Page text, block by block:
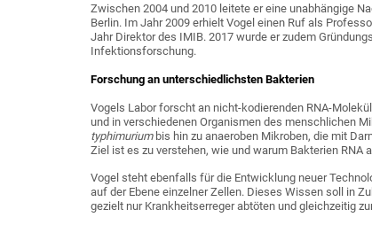
Zwischen 2004 und 2010 leitete er eine unabhängige
Berlin. Im Jahr 2009 erhielt Vogel einen Ruf als
Jahr Direktor des IMIB. 2017 wurde er zudem
Infektionsforschung.
Forschung an unterschiedlichsten Bakterien
Vogels Labor forscht an nicht-kodierenden RNA-
und in verschiedenen Organismen des menschlichen
typhimurium bis hin zu anaeroben Mikroben, die mit
Ziel ist es zu verstehen, wie und warum Bakterien RNA
Vogel steht ebenfalls für die Entwicklung neuer
auf der Ebene einzelner Zellen. Dieses Wissen soll in
gezielt nur Krankheitserreger abtöten und gleichzeitig